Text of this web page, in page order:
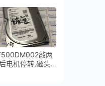
坏开盘数据恢复
敲两
电机停转,磁头